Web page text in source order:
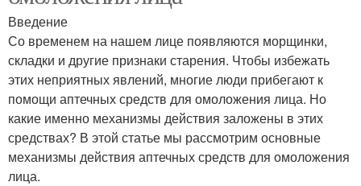
Введение
Со временем на нашем лице появляются морщинки,
складки и другие признаки старения. Чтобы избежать
этих неприятных явлений, многие люди прибегают к
помощи аптечных средств для омоложения лица. Но
какие именно механизмы действия заложены в этих
средствах? В этой статье мы рассмотрим основные
механизмы действия аптечных средств для омоложения
лица.